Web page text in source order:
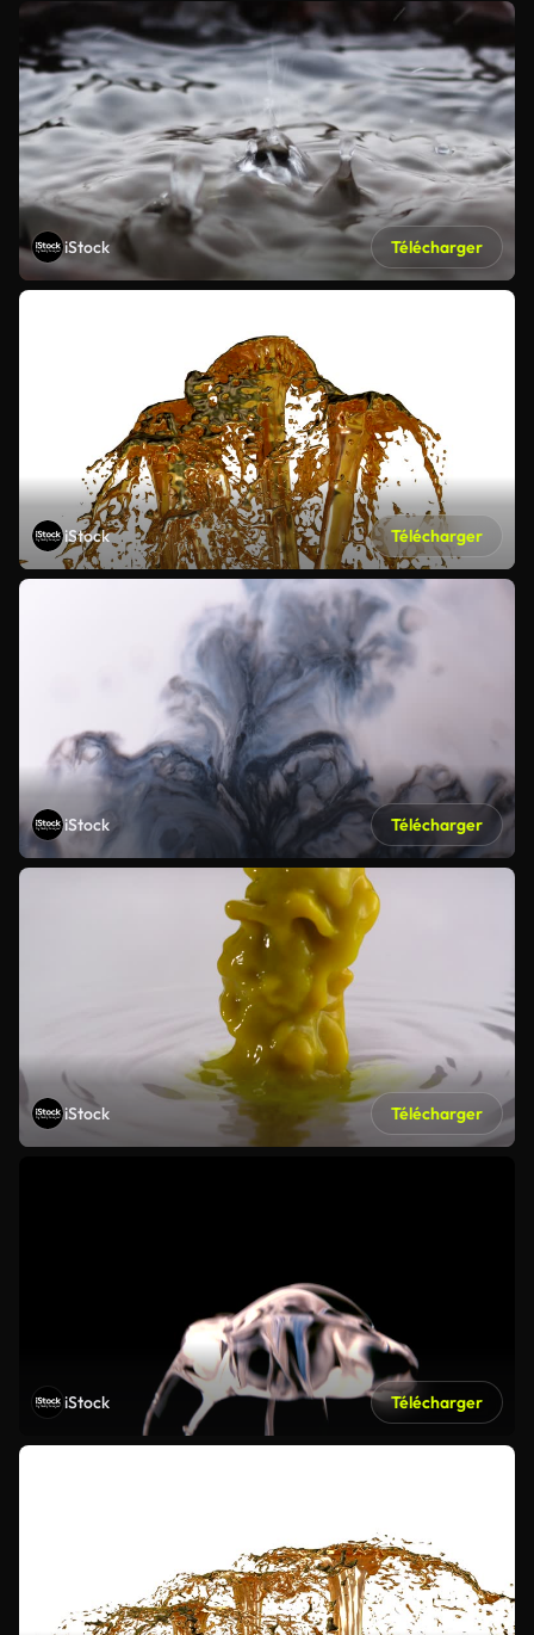
iStock Télécharger
iStock Télécharger
iStock Télécharger
iStock Télécharger
iStock Télécharger